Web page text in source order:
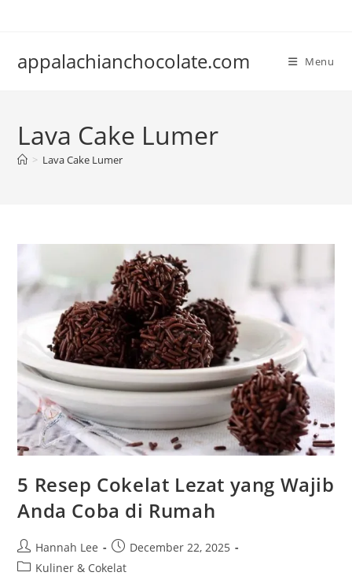
appalachianchocolate.com Menu
Lava Cake Lumer
> Lava Cake Lumer
5 Resep Cokelat Lezat yang Wajib
Anda Coba di Rumah
Post
author:
Hannah Lee
Post
published:
December 22, 2025
PostKuliner & Cokelat